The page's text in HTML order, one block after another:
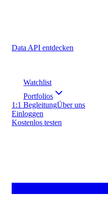
Data API entdecken
Watchlist
Portfolios
1:1 BegleitungÜber uns
Einloggen
Kostenlos testen